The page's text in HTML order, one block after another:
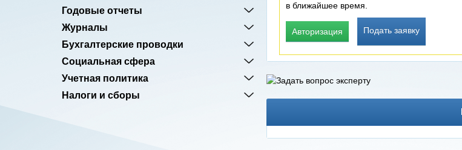
Годовые отчеты
Журналы
Бухгалтерские проводки
Социальная сфера
Учетная политика
Налоги и сборы
в ближайшее время.
Авторизация Подать заявку